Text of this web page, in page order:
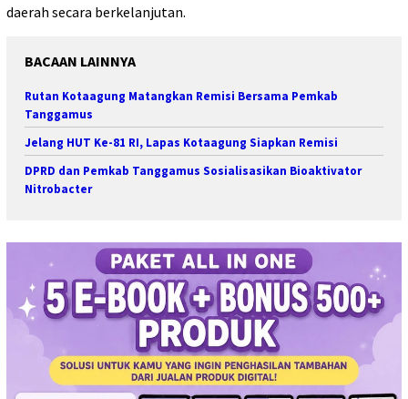
daerah secara berkelanjutan.
BACAAN LAINNYA
Rutan Kotaagung Matangkan Remisi Bersama Pemkab
Tanggamus
Jelang HUT Ke-81 RI, Lapas Kotaagung Siapkan Remisi
DPRD dan Pemkab Tanggamus Sosialisasikan Bioaktivator
Nitrobacter